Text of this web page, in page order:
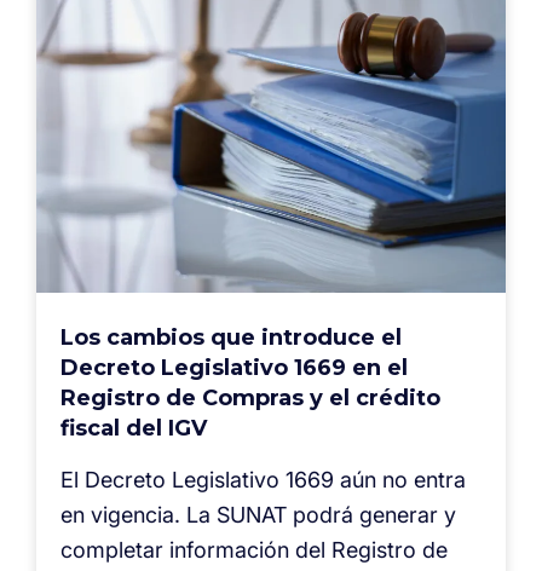
Los cambios que introduce el
Decreto Legislativo 1669 en el
Registro de Compras y el crédito
fiscal del IGV
El Decreto Legislativo 1669 aún no entra
en vigencia. La SUNAT podrá generar y
completar información del Registro de